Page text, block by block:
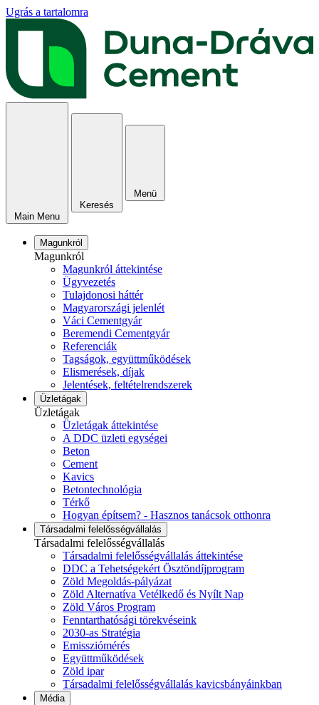
Ugrás a tartalomra
Main Menu
Keresés
Menü
Magunkról
Magunkról
Magunkról áttekintése
Ügyvezetés
Tulajdonosi háttér
Magyarországi jelenlét
Váci Cementgyár
Beremendi Cementgyár
Referenciák
Tagságok, együttműködések
Elismerések, díjak
Jelentések, feltételrendszerek
Üzletágak
Üzletágak
Üzletágak áttekintése
A DDC üzleti egységei
Beton
Cement
Kavics
Betontechnológia
Térkő
Hogyan építsem? - Hasznos tanácsok otthonra
Társadalmi felelősségvállalás
Társadalmi felelősségvállalás
Társadalmi felelősségvállalás áttekintése
DDC a Tehetségekért Ösztöndíjprogram
Zöld Megoldás-pályázat
Zöld Alternatíva Vetélkedő és Nyílt Nap
Zöld Város Program
Fenntarthatósági törekvéseink
2030-as Stratégia
Emissziómérés
Együttműködések
Zöld ipar
Társadalmi felelősségvállalás kavicsbányáinkban
Média